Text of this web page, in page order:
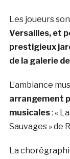
Les joueurs
Versailles, et
prestigieux
de la galerie
L’ambiance
arrangement
musicales: «
Sauvages » de
La